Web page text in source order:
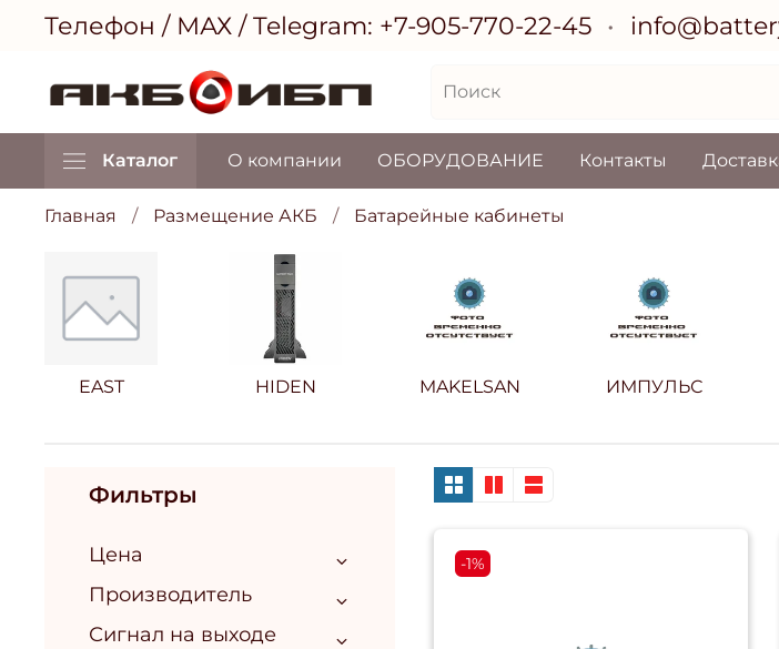
Телефон / МАХ / Telegram: +7-905-770-22-45
Каталог О компании ОБОРУДОВАНИЕ Контакты
Главная Размещение АКБ Батарейные кабинеты
EAST HIDEN MAKELSAN ИМПУЛЬС
-1%
Фильтры
Цена
Производитель
Сигнал на выходе